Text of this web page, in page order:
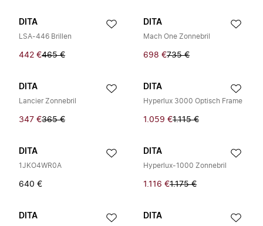
DITA
LSA-446 Brillen
442 €465 €
DITA
Mach One Zonnebril
698 €735 €
DITA
Lancier Zonnebril
347 €365 €
DITA
Hyperlux 3000 Optisch Frame
1.059 €1.115 €
DITA
1JKO4WR0A
640 €
DITA
Hyperlux-1000 Zonnebril
1.116 €1.175 €
DITA DITA